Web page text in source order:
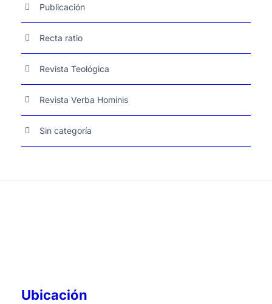
Publicación
Recta ratio
Revista Teológica
Revista Verba Hominis
Sin categoría
Ubicación